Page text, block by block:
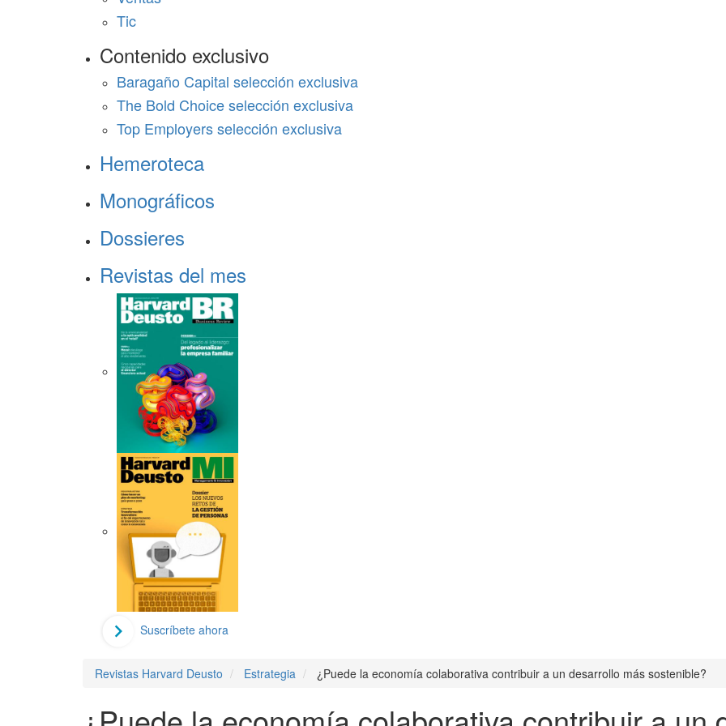
Tic
Contenido exclusivo
Baragaño Capital selección exclusiva
The Bold Choice selección exclusiva
Top Employers selección exclusiva
Hemeroteca
Monográficos
Dossieres
Revistas del mes
Suscríbete ahora
Revistas Harvard Deusto Estrategia ¿Puede la economía colaborativa contribuir a un desarrollo más sostenible?